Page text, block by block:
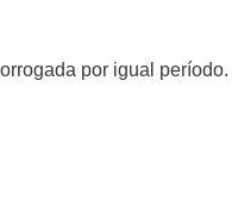
por igual período.